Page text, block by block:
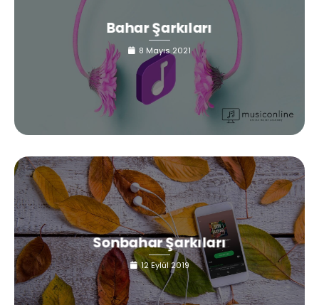
Bahar Şarkıları
8 Mayıs 2021
Sonbahar Şarkıları
12 Eylül 2019